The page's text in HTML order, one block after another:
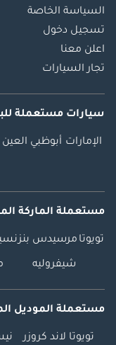
السياسة الخاصة
تسجيل دخول
اعلن معنا
تجار السيارات
سيارات مستعملة
الإمارات أبوظبي العين
مستعملة الماركة
تويوتا مرسيدس بنز
شيفروليه
مستعملة الموديل
تويوتا لاند كروزر